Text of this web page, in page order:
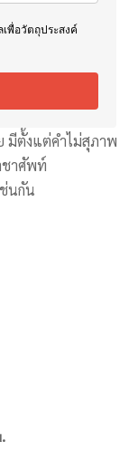
พื่อวัตถุประสงค์
มีตั้งแต่คำไม่สุภาพ
ชาศัพท์
นกัน